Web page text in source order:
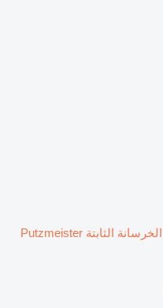
مضخة الخرسانة الثابتة Putzmeister